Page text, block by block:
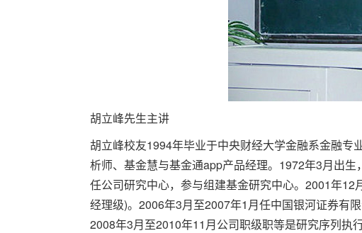
胡立峰先生主讲
胡立峰校友1994年毕业于中央财经大学金融系金融
析师、基金慧与基金通app产品经理。1972年3月出
任公司研究中心，参与组建基金研究中心。2001年
经理级)。2006年3月至2007年1月任中国银河证券有
2008年3月至2010年11月公司职级职等是研究序列执